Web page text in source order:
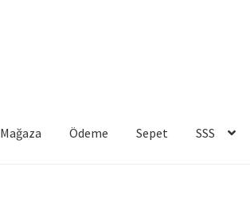
Mağaza Ödeme Sepet SSS